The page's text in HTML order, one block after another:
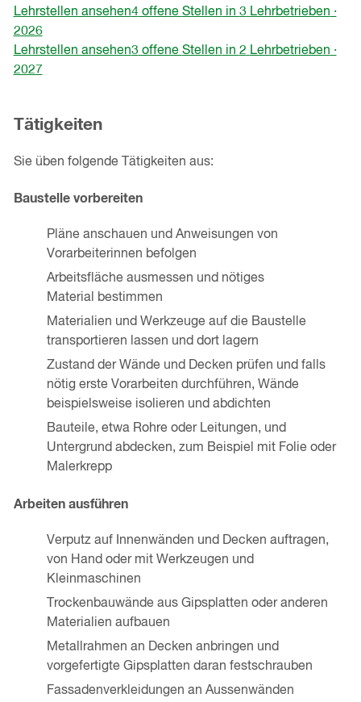
Lehrstellen ansehen4offene Stellen in 3 Lehrbetrieben ·
2026
Lehrstellen ansehen3offene Stellen in 2 Lehrbetrieben ·
2027
Tätigkeiten
Sie üben folgende Tätigkeiten aus:
Baustelle vorbereiten
Pläne anschauen und Anweisungen von
Vorarbeiterinnen befolgen
Arbeitsfläche ausmessen und nötiges
Material bestimmen
Materialien und Werkzeuge auf die Baustelle
transportieren lassen und dort lagern
Zustand der Wände und Decken prüfen und falls
nötig erste Vorarbeiten durchführen, Wände
beispielsweise isolieren und abdichten
Bauteile, etwa Rohre oder Leitungen, und
Untergrund abdecken, zum Beispiel mit Folie oder
Malerkrepp
Arbeiten ausführen
Verputz auf Innenwänden und Decken auftragen,
von Hand oder mit Werkzeugen und
Kleinmaschinen
Trockenbauwände aus Gipsplatten oder anderen
Materialien aufbauen
Metallrahmen an Decken anbringen und
vorgefertigte Gipsplatten daran festschrauben
Fassadenverkleidungen an Aussenwänden